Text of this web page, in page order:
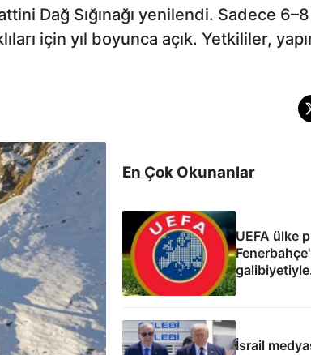
Dağ Sığınağı yenilendi. Sadece
için yıl boyunca açık. Yetkililer,
En Çok Okunanlar
UEFA ülke
galibiyetiyle
güncellendi
İsrail